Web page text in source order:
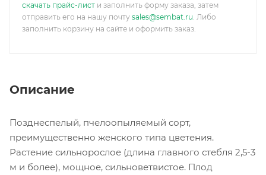
скачать прайс-лист и заполнить форму заказа, затем
отправить его на нашу почту sales@sembat.ru. Либо
заполнить корзину на сайте и оформить заказ.
Описание
Позднеспелый, пчелоопыляемый сорт,
преимущественно женского типа цветения.
Растение сильнорослое (длина главного стебля 2,5-3
м и более), мощное, сильноветвистое. Плод